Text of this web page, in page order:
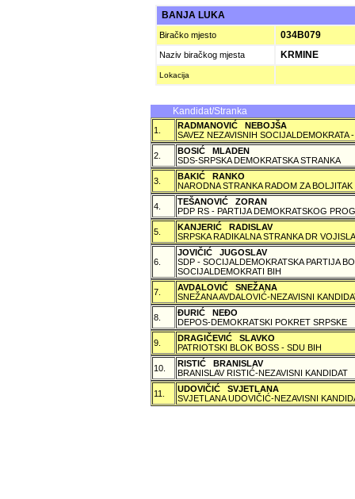
BANJA LUKA
Biračko mjesto 034B079
Naziv biračkog mjesta KRMINE
Lokacija
Kandidat/Stranka
1.
RADMANOVIĆ NEBOJŠA
SAVEZ NEZAVISNIH SOCIJALDEMOKRATA
2.
BOSIĆ MLADEN
SDS-SRPSKA DEMOKRATSKA STRANKA
3.
BAKIĆ RANKO
NARODNA STRANKA RADOM ZA BOLJITAK
4.
TEŠANOVIĆ ZORAN
PDP RS - PARTIJA DEMOKRATSKOG
5.
KANJERIĆ RADISLAV
SRPSKA RADIKALNA STRANKA DR
6.
JOVIČIĆ JUGOSLAV
SDP - SOCIJALDEMOKRATSKA PARTIJA
SOCIJALDEMOKRATI BIH
7.
AVDALOVIĆ SNEŽANA
SNEŽANA AVDALOVIĆ-NEZAVISNI
8.
ÐURIĆ NEÐO
DEPOS-DEMOKRATSKI POKRET SRPSKE
9.
DRAGIČEVIĆ SLAVKO
PATRIOTSKI BLOK BOSS - SDU BIH
10.
RISTIĆ BRANISLAV
BRANISLAV RISTIĆ-NEZAVISNI KANDIDAT
11.
UDOVIČIĆ SVJETLANA
SVJETLANA UDOVIČIĆ-NEZAVISNI